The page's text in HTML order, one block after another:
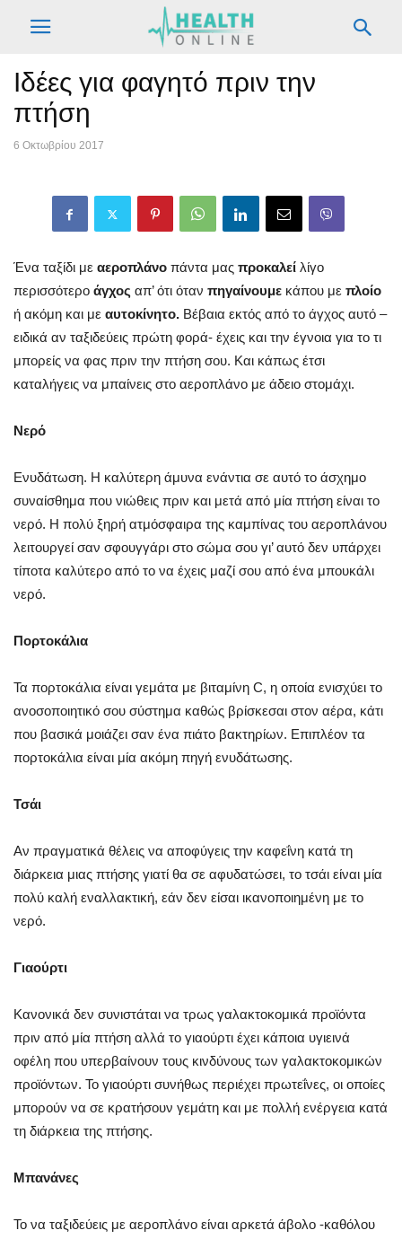
Ιδέες για φαγητό πριν την
πτήση
6 Οκτωβρίου 2017
Ένα ταξίδι με αεροπλάνο πάντα μας προκαλεί λίγο
περισσότερο άγχος απ’ ότι όταν πηγαίνουμε κάπου με πλοίο
ή ακόμη και με αυτοκίνητο. Βέβαια εκτός από το άγχος αυτό –
ειδικά αν ταξιδεύεις πρώτη φορά- έχεις και την έγνοια για το τι
μπορείς να φας πριν την πτήση σου. Και κάπως έτσι
καταλήγεις να μπαίνεις στο αεροπλάνο με άδειο στομάχι.
Νερό
Ενυδάτωση. Η καλύτερη άμυνα ενάντια σε αυτό το άσχημο
συναίσθημα που νιώθεις πριν και μετά από μία πτήση είναι το
νερό. Η πολύ ξηρή ατμόσφαιρα της καμπίνας του αεροπλάνου
λειτουργεί σαν σφουγγάρι στο σώμα σου γι’ αυτό δεν υπάρχει
τίποτα καλύτερο από το να έχεις μαζί σου από ένα μπουκάλι
νερό.
Πορτοκάλια
Τα πορτοκάλια είναι γεμάτα με βιταμίνη C, η οποία ενισχύει το
ανοσοποιητικό σου σύστημα καθώς βρίσκεσαι στον αέρα, κάτι
που βασικά μοιάζει σαν ένα πιάτο βακτηρίων. Επιπλέον τα
πορτοκάλια είναι μία ακόμη πηγή ενυδάτωσης.
Τσάι
Αν πραγματικά θέλεις να αποφύγεις την καφεΐνη κατά τη
διάρκεια μιας πτήσης γιατί θα σε αφυδατώσει, το τσάι είναι μία
πολύ καλή εναλλακτική, εάν δεν είσαι ικανοποιημένη με το
νερό.
Γιαούρτι
Κανονικά δεν συνιστάται να τρως γαλακτοκομικά προϊόντα
πριν από μία πτήση αλλά το γιαούρτι έχει κάποια υγιεινά
οφέλη που υπερβαίνουν τους κινδύνους των γαλακτοκομικών
προϊόντων. Το γιαούρτι συνήθως περιέχει πρωτεΐνες, οι οποίες
μπορούν να σε κρατήσουν γεμάτη και με πολλή ενέργεια κατά
τη διάρκεια της πτήσης.
Μπανάνες
Το να ταξιδεύεις με αεροπλάνο είναι αρκετά άβολο -καθόλου